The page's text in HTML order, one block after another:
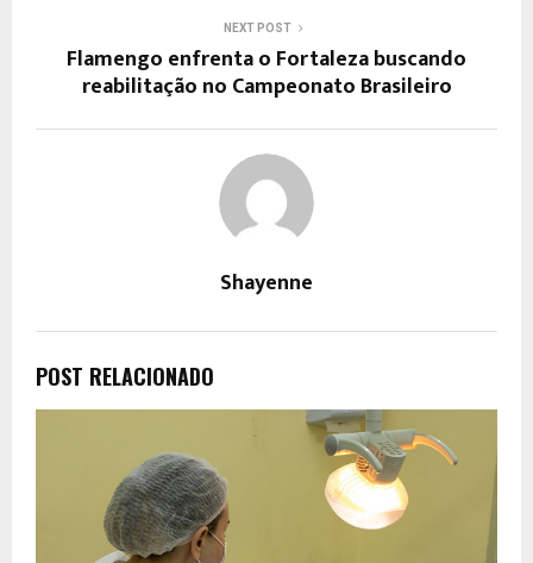
NEXT POST
Flamengo enfrenta o Fortaleza buscando
reabilitação no Campeonato Brasileiro
Shayenne
POST RELACIONADO